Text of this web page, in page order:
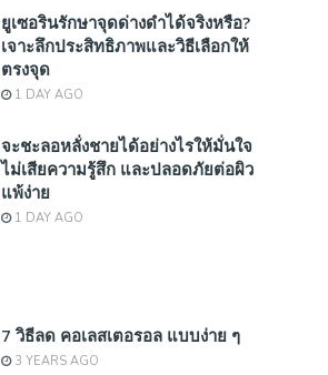
ยูเซอรินรักษาจุดด่างดำได้จริงหรือ?
เจาะลึกประสิทธิภาพและวิธีเลือกให้
ตรงจุด
1 DAY AGO
จะชะลอหลั่งชายได้อย่างไรให้มั่นใจ
ไม่เสียความรู้สึก และปลอดภัยต่อผิว
แพ้ง่าย
1 DAY AGO
7 วิธีลด คอเลสเตอรอล แบบง่าย ๆ
3 YEARS AGO